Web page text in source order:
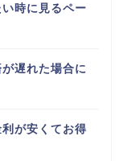
時に見るペー
が遅れた場合に
が安くてお得